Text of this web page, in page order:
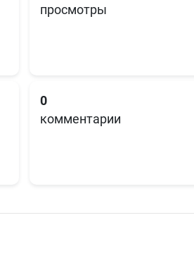
просмотры
0
комментарии